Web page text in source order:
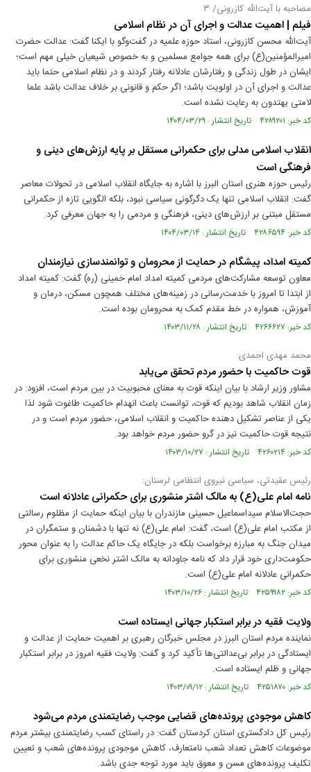
مصاحبه با آیت‌الله کازرونی/ ۳
فیلم | اهمیت عدالت و اجرای آن در نظام اسلامی
آیت‌الله محسن کازرونی، استاد حوزه علمیه در گفت‌وگو با ایکنا گفت: عدالت حضرت
امیرالمؤمنین(ع) برای همه جوامع مسلمین و به خصوص شیعیان خیلی مهم است؛
ایشان در طول زندگی و رفتارشان عادلانه رفتار کردند و در نظام اسلامی حتما باید
عدالت و اجرای آن در اولویت باشد؛ اگر حکم و قانونی بر خلاف عدالت باشد علما
لامتی یهتدون به رعایت نشده است.
کد خبر: ۴۲۸۹۲۰۱ تاریخ انتشار : ۱۴۰۴/۰۳/۲۹
انقلاب اسلامی مدلی برای حکمرانی مستقل بر پایه ارزش‌های دینی و
فرهنگی است
رئیس حوزه هنری استان البرز با اشاره به جایگاه انقلاب اسلامی در تحولات معاصر
گفت: انقلاب اسلامی تنها یک دگرگونی سیاسی نبود، بلکه الگویی تازه از حکمرانی
مستقل مبتنی بر ارزش‌های دینی، فرهنگی و مردمی را به جهان معرفی کرد.
کد خبر: ۴۲۸۶۵۹۴ تاریخ انتشار : ۱۴۰۴/۰۳/۱۴
کمیته امداد، پیشگام در حمایت از محرومان و توانمندسازی نیازمندان
معاون توسعه مشارکت‌های مردمی کمیته امداد امام خمینی (ره) گفت: کمیته امداد
از ابتدا تا امروز با خدمت‌رسانی در زمینه‌های مختلف همچون مسکن، درمان و
آموزش، همواره در خط مقدم کمک به محرومان بوده است.
کد خبر: ۴۲۶۶۶۲۷ تاریخ انتشار : ۱۴۰۳/۱۱/۲۸
محمد مهدی احمدی:
قوت حاکمیت با حضور مردم تحقق می‌یابد
مشاور وزیر ارشاد با بیان اینکه قوت به معنای محبوبیت در بین مردم است، افزود: در
زمان انقلاب شاهد بودیم که قوت، توانست باعث انهدام حاکمیت طاغوت شود لذا
یکی از عناصر تشکیل دهنده حاکمیت و انقلاب اسلامی، حضور مردم است و در
نتیجه قوت حاکمیت نیز در گرو حضور مردم خواهد بود.
کد خبر: ۴۲۶۰۲۱۴ تاریخ انتشار : ۱۴۰۳/۱۰/۲۷
رئیس عقیدتی، سیاسی نیروی انتظامی لرستان:
نامه امام علی(ع) به مالک‌ اشتر منشوری برای حکمرانی عادلانه است
حجت‌الاسلام سیداسماعیل حسینی‌ مازندران با بیان اینکه حمایت از مظلوم رسالتی
از مکتب امام علی(ع) است، گفت: امام علی(ع) نه تنها با دشمنان و ستمگران در
میدان جنگ به مبارزه برخواست بلکه در جایگاه یک حاکم عدالت را به عنوان محور
حکومت‌داری خود قرار داد که نامه جاودانه به مالک‌ اشتر نخعی منشوری برای
حکمرانی عادلانه امام علی(ع) است.
کد خبر: ۴۲۵۹۹۸۲ تاریخ انتشار : ۱۴۰۳/۱۰/۲۶
ولایت فقیه در برابر استکبار جهانی ایستاده است
نماینده مردم استان البرز در مجلس خبرگان رهبری بر اهمیت حمایت از عدالت و
ایستادگی در برابر بی‌عدالتی‌ها تأکید کرد و گفت: ولایت فقیه امروز در برابر استکبار
جهانی و ظلم ایستاده است.
کد خبر: ۴۲۵۱۸۷۰ تاریخ انتشار : ۱۴۰۳/۰۹/۱۲
کاهش موجودی پرونده‌های قضایی موجب رضایتمندی مردم می‌شود
رئیس کل دادگستری استان کردستان گفت: در راستای کسب رضایتمندی بیشتر مردم
موضوعات کاهش تعداد شعب نامتعارف، کاهش موجودی پرونده‌های شعب و تعیین
تکلیف پرونده‌های مسن و معوق باید مورد توجه جدی باشد.